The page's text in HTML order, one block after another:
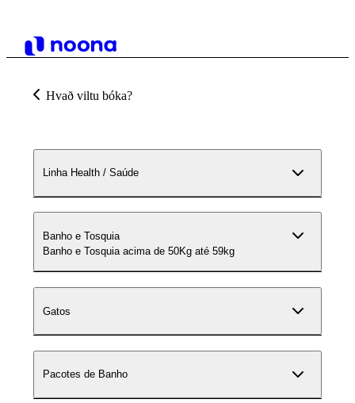
Hvað viltu bóka?
Linha Health / Saúde
Banho e Tosquia
Banho e Tosquia acima de 50Kg até 59kg
Gatos
Pacotes de Banho